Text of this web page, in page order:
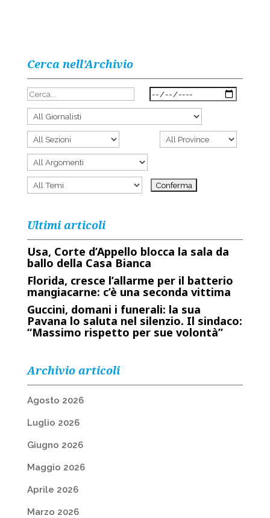
Cerca nell’Archivio
Ultimi articoli
Usa, Corte d’Appello blocca la sala da
ballo della Casa Bianca
Florida, cresce l’allarme per il batterio
mangiacarne: c’è una seconda vittima
Guccini, domani i funerali: la sua
Pavana lo saluta nel silenzio. Il sindaco:
“Massimo rispetto per sue volontà”
Archivio articoli
Agosto 2026
Luglio 2026
Giugno 2026
Maggio 2026
Aprile 2026
Marzo 2026